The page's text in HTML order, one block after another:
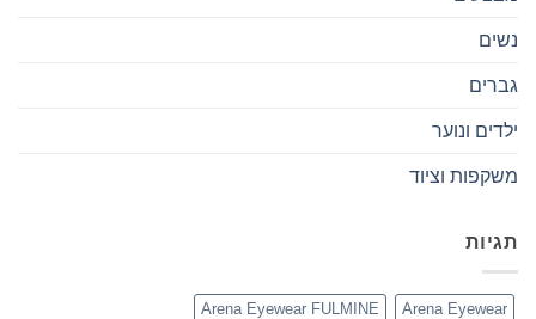
נשים
גברים
ילדים ונוער
משקפות וציוד
תגיות
Arena Eyewear
Arena Eyewear FULMINE